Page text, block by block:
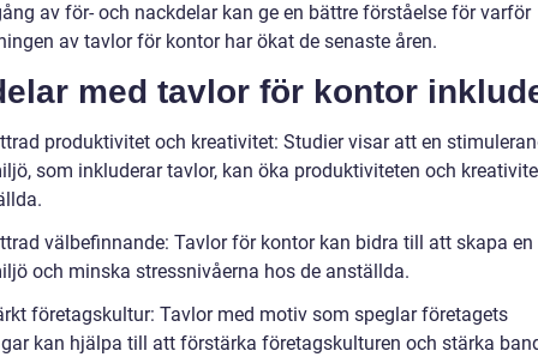
av för- och nackdelar kan ge en bättre förståelse för varför
av tavlor för kontor har ökat de senaste åren.
med tavlor för kontor
produktivitet och kreativitet: Studier visar att en
som inkluderar tavlor, kan öka produktiviteten och
välbefinnande: Tavlor för kontor kan bidra till att skapa
och minska stressnivåerna hos de anställda.
företagskultur: Tavlor med motiv som speglar företagets
kan hjälpa till att förstärka företagskulturen och stärka